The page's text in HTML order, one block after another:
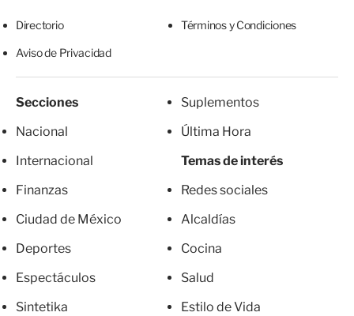
Directorio Términos y Condiciones
Aviso de Privacidad
Secciones
Nacional
Internacional
Finanzas
Ciudad de México
Deportes
Espectáculos
Sintetika
Suplementos
Última Hora
Temas de interés
Redes sociales
Alcaldías
Cocina
Salud
Estilo de Vida